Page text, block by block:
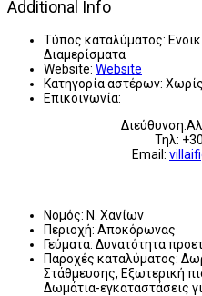
Additional Info
Τύπος καταλύματος:
Διαμερίσματα
Website: Website
Κατηγορία αστέρων:
Επικοινωνία:
Τηλ:
Email:
Νομός: Ν. Χανίων
Περιοχή: Αποκόρωνας
Γεύματα: Δυνατότητα
Παροχές καταλύματος:
Στάθμευσης, Εξωτερική
Δωμάτια-εγκαταστάσεις